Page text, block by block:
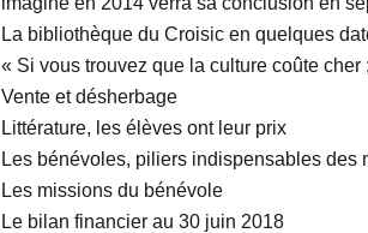
La bibliothèque du Croisic en quelques
« Si vous trouvez que la culture coûte cher
Vente et désherbage
Littérature, les élèves ont leur prix
Les bénévoles, piliers indispensables des
Les missions du bénévole
Le bilan financier au 30 juin 2018